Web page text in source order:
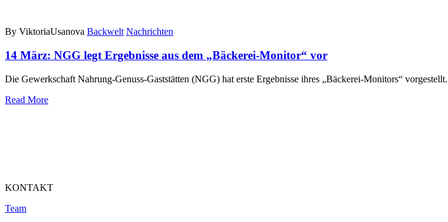
By ViktoriaUsanova Backwelt Nachrichten
14 März: NGG legt Ergebnisse aus dem „Bäckerei-Monitor“ vor
Die Gewerkschaft Nahrung-Genuss-Gaststätten (NGG) hat erste Ergebnisse ihres „Bäckerei-Monitors“
Read More
KONTAKT
Team